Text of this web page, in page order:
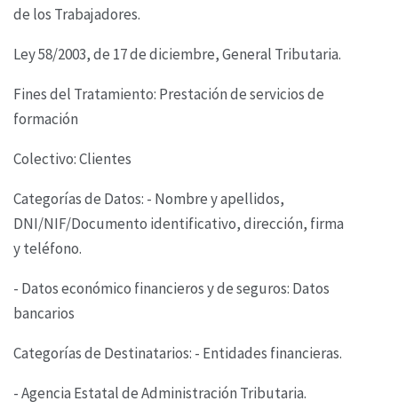
de los Trabajadores.
Ley 58/2003, de 17 de diciembre, General Tributaria.
Fines del Tratamiento: Prestación de servicios de
formación
Colectivo: Clientes
Categorías de Datos: - Nombre y apellidos,
DNI/NIF/Documento identificativo, dirección, firma
yteléfono.
- Datos económico financieros y de seguros: Datos
bancarios
Categorías de Destinatarios: - Entidades financieras.
- Agencia Estatal de Administración Tributaria.